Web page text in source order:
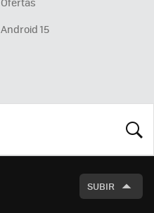
Android 15
SUBIR